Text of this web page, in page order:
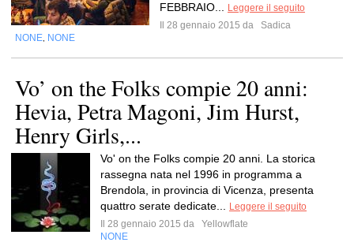
FEBBRAIO...
Leggere il seguito
Il 28 gennaio 2015 da
Sadica
NONE NONE
Vo’ on the Folks compie 20 anni:
Hevia, Petra Magoni, Jim Hurst,
Henry Girls,...
Vo' on the Folks compie 20 anni. La storica
rassegna nata nel 1996 in programma a
Brendola, in provincia di Vicenza, presenta
quattro serate dedicate...
Leggere il seguito
Il 28 gennaio 2015 da
Yellowflate
NONE